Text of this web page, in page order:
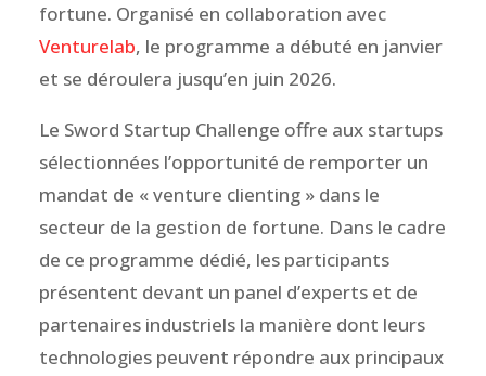
fortune. Organisé en collaboration avec
Venturelab, le programme a débuté en janvier
et se déroulera jusqu’en juin 2026.
Le Sword Startup Challenge offre aux startups
sélectionnées l’opportunité de remporter un
mandat de « venture clienting » dans le
secteur de la gestion de fortune. Dans le cadre
de ce programme dédié, les participants
présentent devant un panel d’experts et de
partenaires industriels la manière dont leurs
technologies peuvent répondre aux principaux